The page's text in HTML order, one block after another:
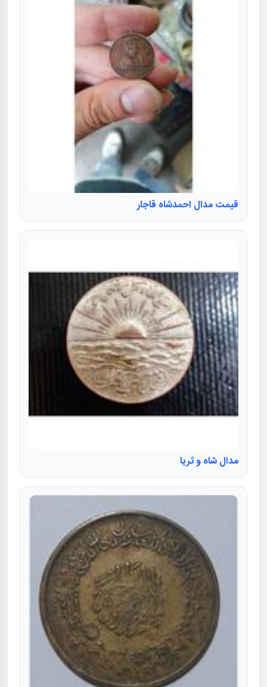
قیمت مدال احمدشاه قاجار
مدال شاه و ثریا